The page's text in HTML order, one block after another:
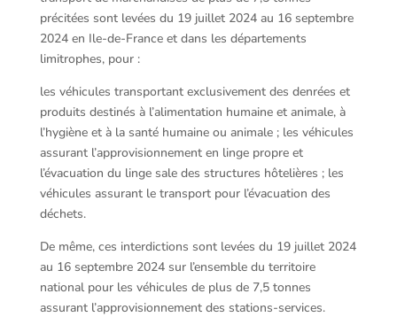
précitées sont levées du 19 juillet 2024 au 16 septembre
2024 en Ile-de-France et dans les départements
limitrophes, pour :
les véhicules transportant exclusivement des denrées et
produits destinés à l’alimentation humaine et animale, à
l’hygiène et à la santé humaine ou animale ; les véhicules
assurant l’approvisionnement en linge propre et
l’évacuation du linge sale des structures hôtelières ; les
véhicules assurant le transport pour l’évacuation des
déchets.
De même, ces interdictions sont levées du 19 juillet 2024
au 16 septembre 2024 sur l’ensemble du territoire
national pour les véhicules de plus de 7,5 tonnes
assurant l’approvisionnement des stations-services.